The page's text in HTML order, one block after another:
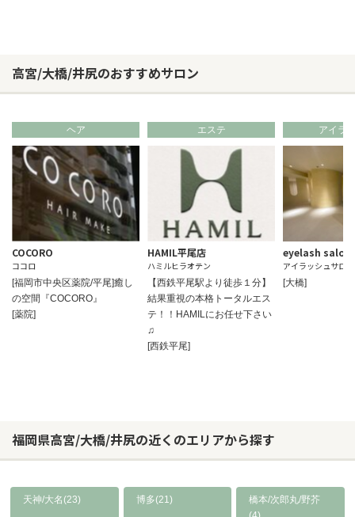
高宮/大橋/井尻のおすすめサロン
ヘア
COCORO
ココロ
[福岡市中央区薬院/平尾]癒し
の空間『COCORO』
[薬院]
エステ
HAMIL平尾店
ハミルヒラオテン
【西鉄平尾駅より徒歩１分】
結果重視の本格トータルエス
テ！！HAMILにお任せ下さい
♫
[西鉄平尾]
アイラ
eyelash salon
アイラッシュサロ
[大橋]
福岡県高宮/大橋/井尻の近くのエリアから探す
天神/大名(23) 博多(21)
橋本/次郎丸/野芥